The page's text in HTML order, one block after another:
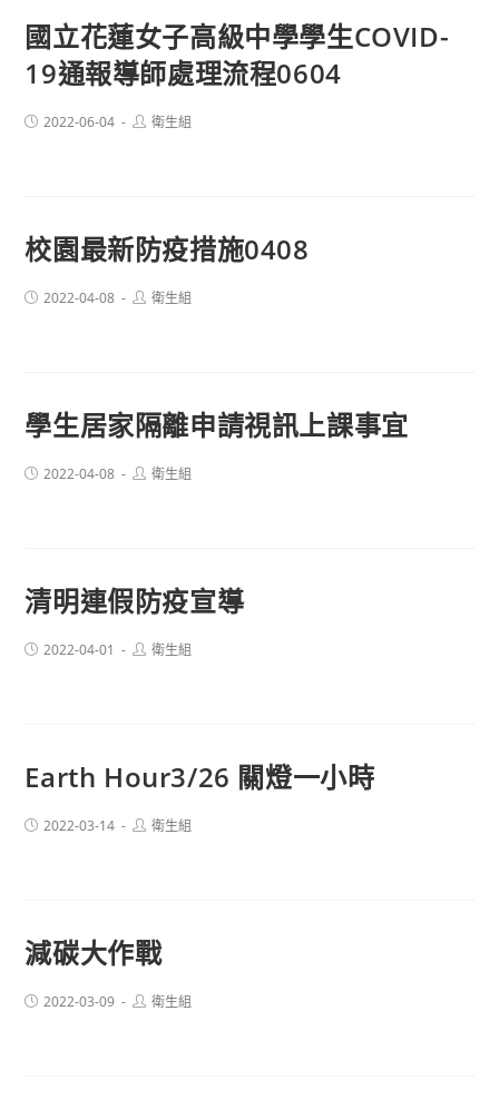
國立花蓮女子高級中學學生COVID-
19通報導師處理流程0604
Post2022-06-04
Post衛生組
校園最新防疫措施0408
Post2022-04-08
Post衛生組
學生居家隔離申請視訊上課事宜
Post2022-04-08
Post衛生組
清明連假防疫宣導
Post2022-04-01
Post衛生組
Earth Hour3/26 關燈一小時
Post2022-03-14
Post衛生組
減碳大作戰
Post2022-03-09
Post衛生組